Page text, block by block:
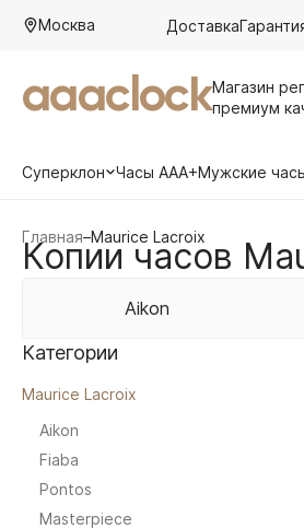
Москва Доставка
aaaclockМагазин
премиум
Суперклон Часы AAA+Мужские
Главная–Maurice Lacroix
Копии часов
Aikon
Категории
Maurice Lacroix
Aikon
Fiaba
Pontos
Masterpiece